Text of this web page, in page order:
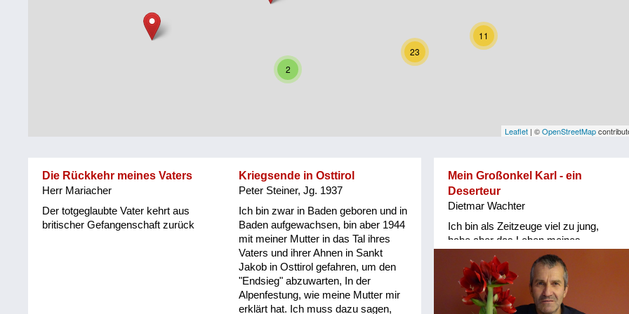
Steiermark
Fluchtgeschichten
Staatsvertrag
Wohnen
23
2
11
Leaflet | ©OpenStreetMap
Die Rückkehr meines Vaters
Herr Mariacher
Der totgeglaubte Vater kehrt aus
britischer Gefangenschaft zurück
Kriegsende in Osttirol
Peter Steiner, Jg. 1937
Ich bin zwar in Baden geboren und in
Baden aufgewachsen, bin aber 1944
mit meiner Mutter in das Tal ihres
Vaters und ihrer Ahnen in Sankt
Jakob in Osttirol gefahren, um den
"Endsieg" abzuwarten, In der
Alpenfestung, wie meine Mutter mir
erklärt hat. Ich muss dazu sagen,
Mein Großonkel Karl - ein
Deserteur
Dietmar Wachter
Ich bin als Zeitzeuge viel zu jung,
habe aber das Leben meines
Großonkels Karl GASSER
recherchiert und einen Roman
(Biografie) verfasst. Er war
Deserteur, tauchte während des 2.
Weltkrieges unter und hielt sich als